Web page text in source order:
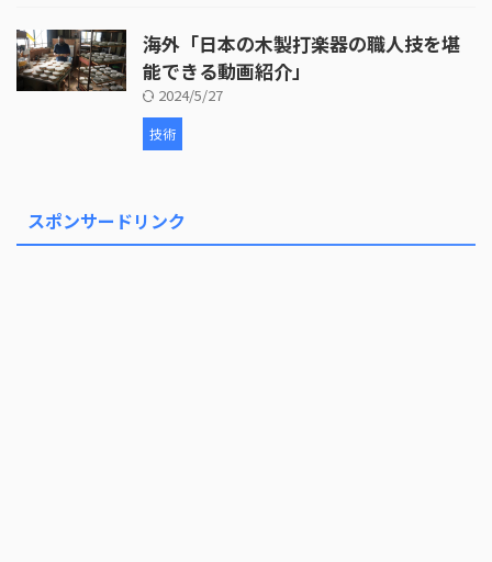
海外「日本の木製打楽器の職人技を堪
能できる動画紹介」
2024/5/27
技術
スポンサードリンク